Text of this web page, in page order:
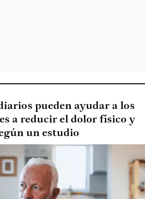
pueden ayudar a los
a reducir el dolor físico y
un estudio